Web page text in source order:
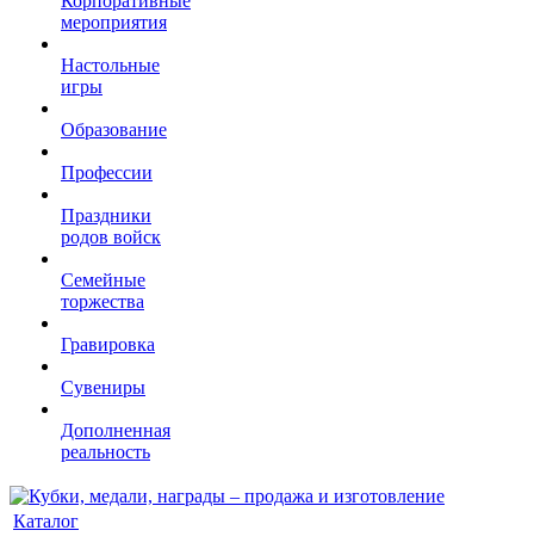
мероприятия
Настольные
игры
Образование
Профессии
Праздники
родов войск
Семейные
торжества
Гравировка
Сувениры
Дополненная
реальность
Каталог